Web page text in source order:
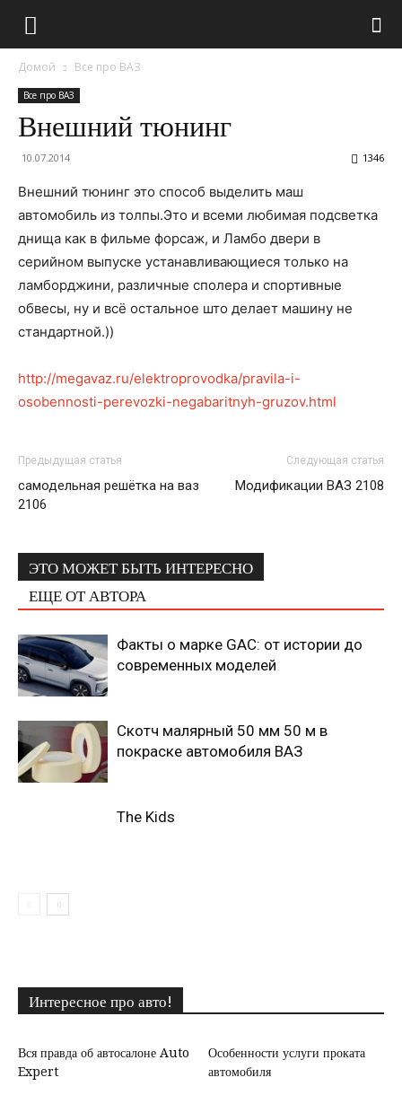
Домой Все про ВАЗ
Все про ВАЗ
Внешний тюнинг
10.07.2014 1346
Внешний тюнинг это способ выделить маш
автомобиль из толпы.Это и всеми любимая подсветка
днища как в фильме форсаж, и Ламбо двери в
серийном выпуске устанавливающиеся только на
ламборджини, различные сполера и спортивные
обвесы, ну и всё остальное што делает машину не
стандартной.))
http://megavaz.ru/elektroprovodka/pravila-i-
osobennosti-perevozki-negabaritnyh-gruzov.html
Предыдущая статья
самодельная решётка на ваз
2106
Следующая статья
Модификации ВАЗ 2108
ЭТО МОЖЕТ БЫТЬ ИНТЕРЕСНО
ЕЩЕ ОТ АВТОРА
Факты о марке GAC: от истории до
современных моделей
Скотч малярный 50 мм 50 м в
покраске автомобиля ВАЗ
The Kids
Интересное про авто!
Вся правда об автосалоне Auto
Expert
Особенности услуги проката
автомобиля